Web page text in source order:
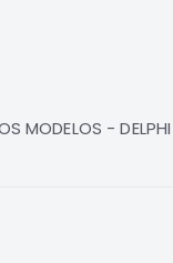
MODELOS - DELPHI